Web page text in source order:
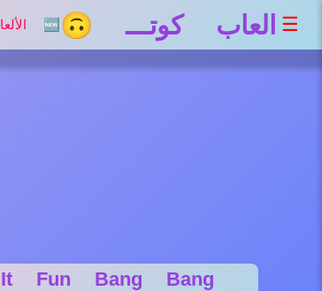
☰ العاب كوتـــ 🙃 🆕 الألعاب الجديدة
Fun Bang Bang